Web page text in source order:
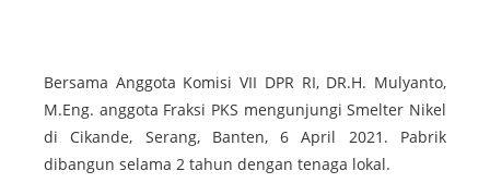
Bersama Anggota Komisi VII DPR RI, DR.H. Mulyanto,
M.Eng. anggota Fraksi PKS mengunjungi Smelter Nikel
di Cikande, Serang, Banten, 6 April 2021. Pabrik
dibangun selama 2 tahun dengan tenaga lokal.